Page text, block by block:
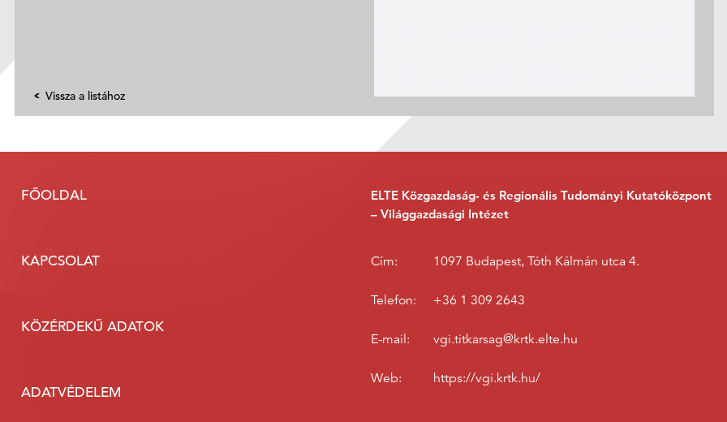
Vissza a listához
FŐOLDAL
KAPCSOLAT
KÖZÉRDEKŰ ADATOK
ADATVÉDELEM
ELTE Közgazdaság- és Regionális Tudományi Kutatóközpont
– Világgazdasági Intézet
Cím: 1097 Budapest, Tóth Kálmán utca 4.
Telefon: +36 1 309 2643
E-mail: vgi.titkarsag@krtk.elte.hu
Web: https://vgi.krtk.hu/